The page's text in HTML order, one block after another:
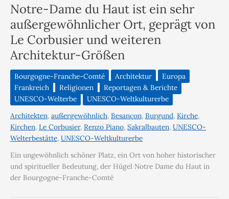
Notre-Dame du Haut ist ein sehr
außergewöhnlicher Ort, geprägt von
Le Corbusier und weiteren
Architektur-Größen
Bourgogne-Franche-Comté Architektur
Europa
Frankreich
Religionen
Reportagen & Berichte
UNESCO-Welterbe
UNESCO-Weltkulturerbe
Architekten, außergewöhnlich, Besançon, Burgund, Kirche,
Kirchen, Le Corbusier, Renzo Piano, Sakralbauten, UNESCO-
Welterbestätte, UNESCO-Weltkulturerbe
Ein ungewöhnlich schöner Platz, ein Ort von hoher historischer
und spiritueller Bedeutung, der Hügel Notre Dame du Haut in
der Bourgogne-Franche-Comté